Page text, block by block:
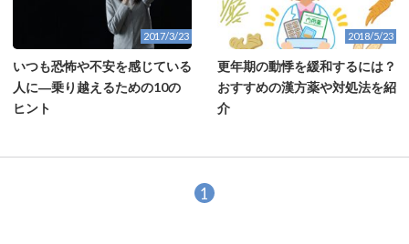
2017/3/23
いつも恐怖や不安を感じている
人に―乗り越えるための10の
ヒント
2018/5/23
更年期の動悸を緩和するには？
おすすめの漢方薬や対処法を紹
介
1